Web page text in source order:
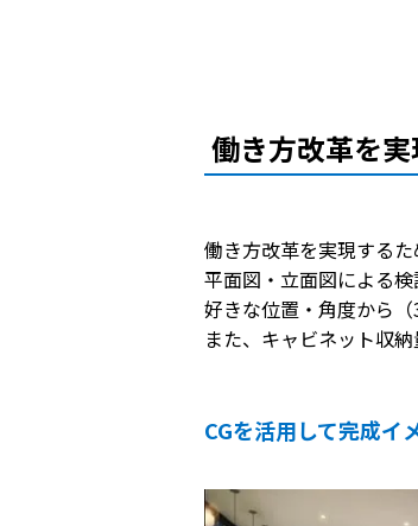
働き方改革を
働き方改革を実現するた
平面図・立面図による
好きな位置・角度から
また、キャビネット収
CGを活用して完成イ